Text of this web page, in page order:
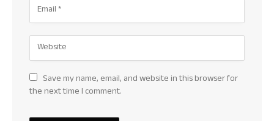
Save my name, email, and website in this browser for
the next time I comment.